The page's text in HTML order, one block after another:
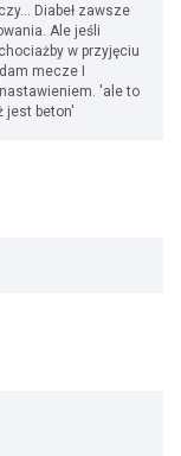
Diabeł zawsze
Ale jeśli
w przyjęciu
mecze I
'ale to
jest beton'